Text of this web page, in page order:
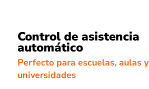
Control de asistencia
automático
Perfecto para escuelas, aulas y
universidades